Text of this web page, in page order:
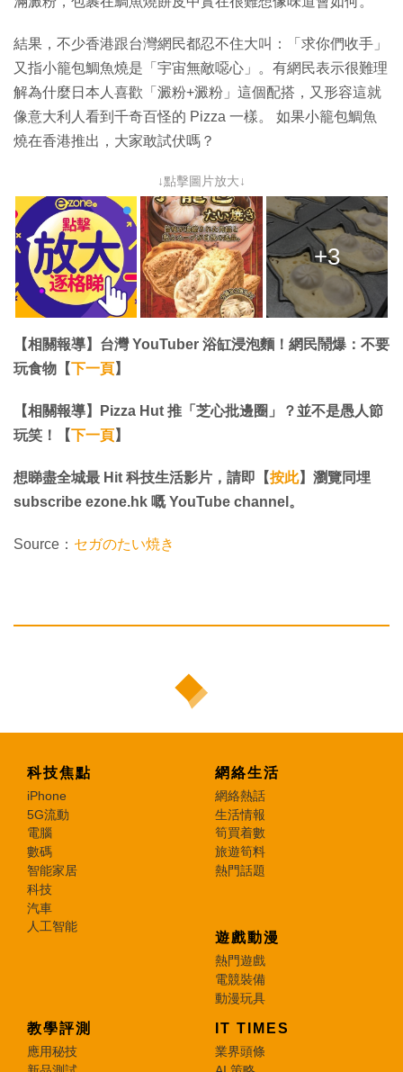
結果，不少香港跟台灣網民都忍不住大叫：「求你們收手」
又指小籠包鯛魚燒是「宇宙無敵噁心」。有網民表示很難理
解為什麼日本人喜歡「澱粉+澱粉」這個配搭，又形容這就
像意大利人看到千奇百怪的 Pizza 一樣。 如果小籠包鯛魚
燒在香港推出，大家敢試伏嗎？
↓點擊圖片放大↓
+3
【相關報導】台灣 YouTuber 浴缸浸泡麵！網民鬧爆：不要
玩食物【下一頁】
【相關報導】Pizza Hut 推「芝心批邊圈」？並不是愚人節
玩笑！【下一頁】
想睇盡全城最 Hit 科技生活影片，請即【按此】瀏覽同埋
subscribe ezone.hk 嘅 YouTube channel。
Source： セガのたい焼き
科技焦點
iPhone
5G流動
電腦
數碼
智能家居
科技
汽車
人工智能
網絡生活
網絡熱話
生活情報
筍買着數
旅遊筍料
熱門話題
遊戲動漫
熱門遊戲
電競裝備
動漫玩具
教學評測
應用秘技
IT TIMES
業界頭條